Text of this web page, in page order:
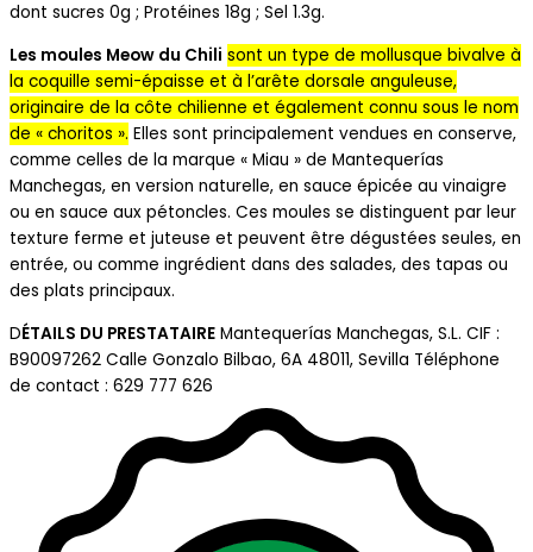
dont sucres 0g ; Protéines 18g ; Sel 1.3g.
Les moules Meow du Chili sont un type de mollusque bivalve à
la coquille semi-épaisse et à l’arête dorsale anguleuse,
originaire de la côte chilienne et également connu sous le nom
de « choritos ». Elles sont principalement vendues en conserve,
comme celles de la marque « Miau » de Mantequerías
Manchegas, en version naturelle, en sauce épicée au vinaigre
ou en sauce aux pétoncles. Ces moules se distinguent par leur
texture ferme et juteuse et peuvent être dégustées seules, en
entrée, ou comme ingrédient dans des salades, des tapas ou
des plats principaux.
DÉTAILS DU PRESTATAIRE Mantequerías Manchegas, S.L. CIF :
B90097262 Calle Gonzalo Bilbao, 6A 48011, Sevilla Téléphone
de contact : 629 777 626